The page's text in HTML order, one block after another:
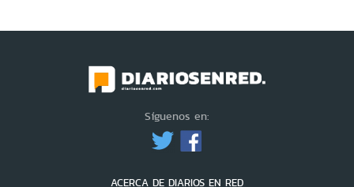
Síguenos en:
ACERCA DE DIARIOS EN RED